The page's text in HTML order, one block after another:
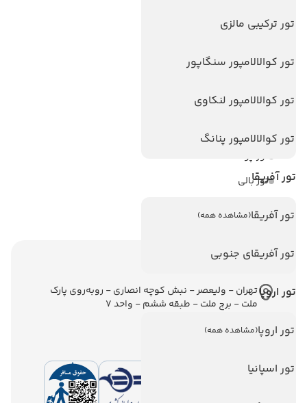
تور ترکیبی مالزی
تور کوالالامپور سنگاپور
تور کوالالامپور لنکاوی
تور کوالالامپور پنانگ
تور آفریقا
تور آفریقا(مشاهده همه)
تور آفریقای جنوبی
تور اروپا
تور اروپا(مشاهده همه)
تور اسپانیا
هتل های اندونزی
تور استانبول
تور آنتالیا
تور پوکت
تور بالی
اطلاعات تماس
تهران - ولیعصر - نبش کوچه انصاری - روبه‌روی پارک
ملت - برج ملت - طبقه ششم - واحد 7